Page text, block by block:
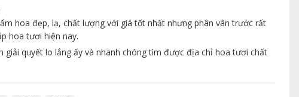
hoa đẹp, lạ, chất lượng với giá tốt nhất nhưng phân vân trước rất
hoa tươi hiện nay.
giải quyết lo lắng ấy và nhanh chóng tìm được địa chỉ hoa tươi chất